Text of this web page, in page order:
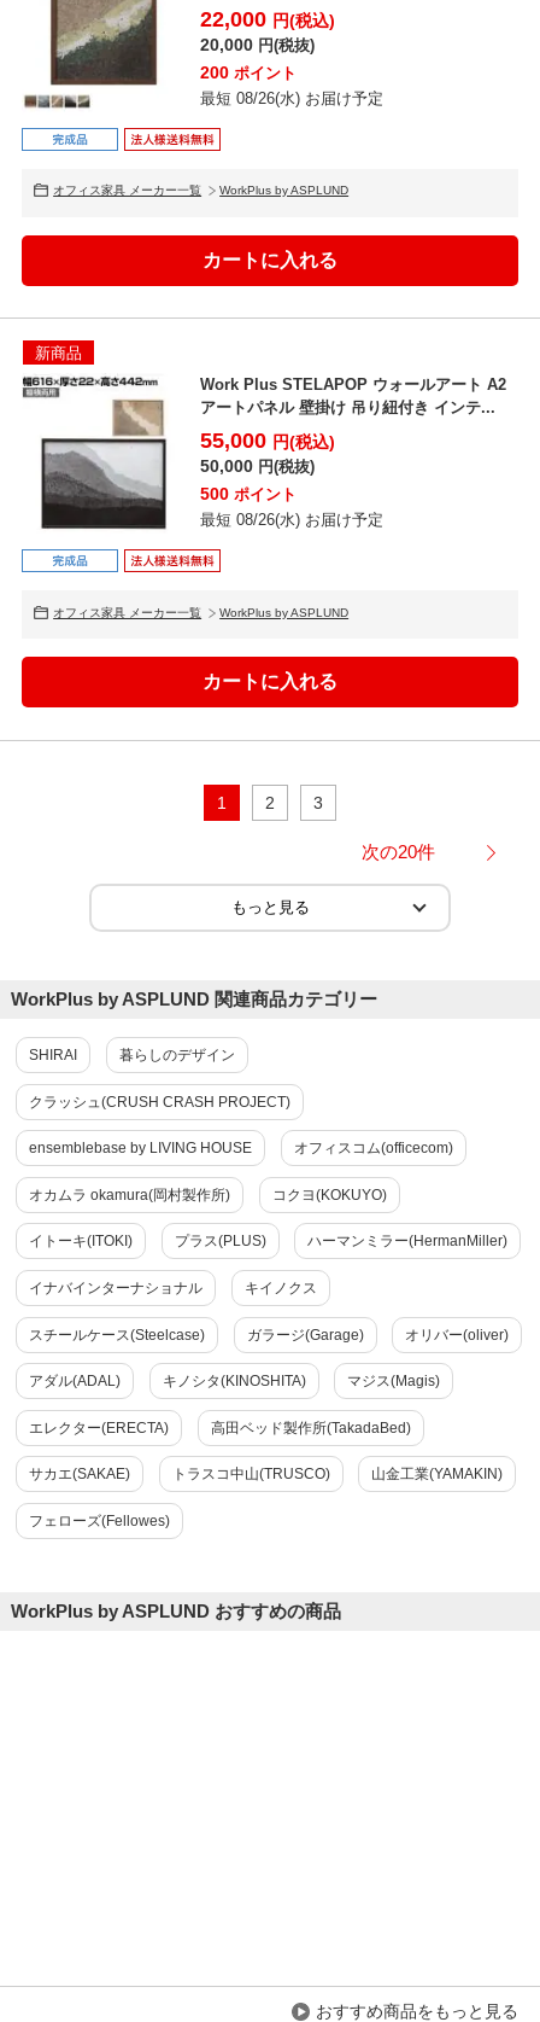
22,000 円(税込)
20,000 円(税抜)
200 ポイント
最短 08/26(水) お届け予定
オフィス家具 メーカー一覧 WorkPlus by ASPLUND
新商品
Work Plus STELAPOP ウォールアート A2
アートパネル 壁掛け 吊り紐付き インテ...
55,000 円(税込)
50,000 円(税抜)
500 ポイント
最短 08/26(水) お届け予定
オフィス家具 メーカー一覧 WorkPlus by ASPLUND
1 2 3
次の20件
WorkPlus by ASPLUND 関連商品カテゴリー
SHIRAI 暮らしのデザイン
クラッシュ(CRUSH CRASH PROJECT)
ensemblebase by LIVING HOUSE オフィスコム(officecom)
オカムラ okamura(岡村製作所) コクヨ(KOKUYO)
イトーキ(ITOKI) プラス(PLUS) ハーマンミラー(HermanMiller)
イナバインターナショナル キイノクス
スチールケース(Steelcase) ガラージ(Garage) オリバー(oliver)
アダル(ADAL) キノシタ(KINOSHITA) マジス(Magis)
エレクター(ERECTA) 高田ベッド製作所(TakadaBed)
サカエ(SAKAE) トラスコ中山(TRUSCO) 山金工業(YAMAKIN)
フェローズ(Fellowes)
WorkPlus by ASPLUND おすすめの商品
おすすめ商品をもっと見る